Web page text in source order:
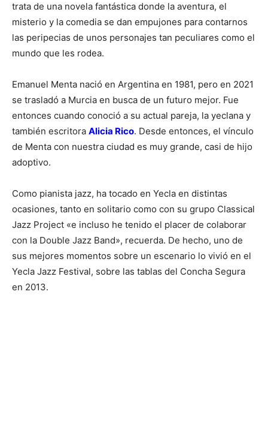
trata de una novela fantástica donde la aventura, el
misterio y la comedia se dan empujones para contarnos
las peripecias de unos personajes tan peculiares como el
mundo que les rodea.
Emanuel Menta nació en Argentina en 1981, pero en 2021
se trasladó a Murcia en busca de un futuro mejor. Fue
entonces cuando conoció a su actual pareja, la yeclana y
también escritora Alicia Rico. Desde entonces, el vínculo
de Menta con nuestra ciudad es muy grande, casi de hijo
adoptivo.
Como pianista jazz, ha tocado en Yecla en distintas
ocasiones, tanto en solitario como con su grupo Classical
Jazz Project «e incluso he tenido el placer de colaborar
con la Double Jazz Band», recuerda. De hecho, uno de
sus mejores momentos sobre un escenario lo vivió en el
Yecla Jazz Festival, sobre las tablas del Concha Segura
en 2013.